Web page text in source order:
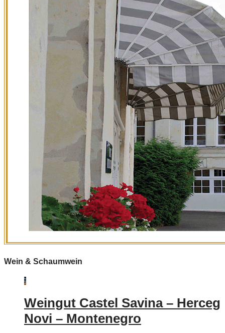
Wein & Schaumwein
Weingut Castel Savina – Herceg
Novi – Montenegro